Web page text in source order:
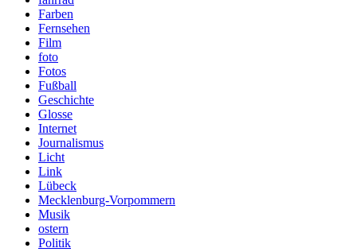
Farben
Fernsehen
Film
foto
Fotos
Fußball
Geschichte
Glosse
Internet
Journalismus
Licht
Link
Lübeck
Mecklenburg-Vorpommern
Musik
ostern
Politik